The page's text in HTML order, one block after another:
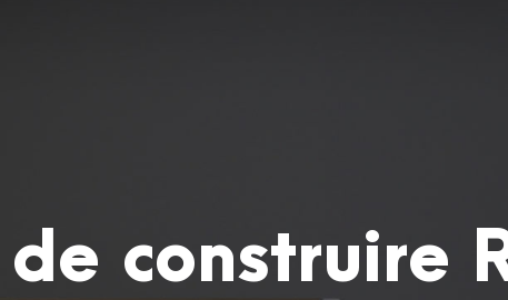
construire